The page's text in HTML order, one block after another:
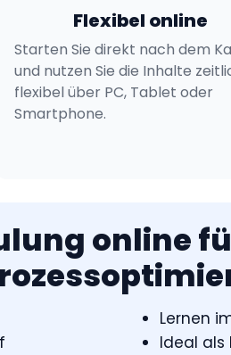
Flexibel online
Starten Sie direkt nach dem
und nutzen Sie die Inhalte
flexibel über PC, Tablet oder
Smartphone.
online
Lernen
Ideal als